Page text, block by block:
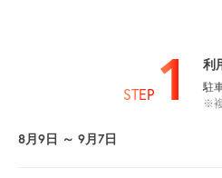
STEP 1 利
駐
※
8月9日 ～ 9月7日